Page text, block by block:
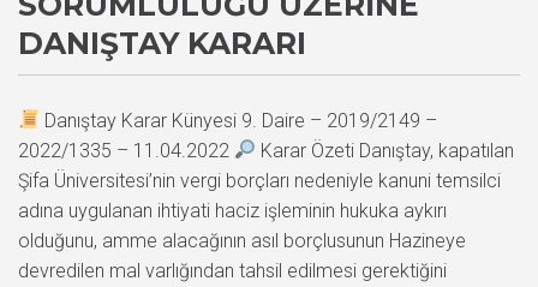
DANIŞTAY KARARI
Danıştay Karar Künyesi 9. Daire – 2019/2149 –
2022/1335 – 11.04.2022
Karar Özeti Danıştay, kapatılan
Şifa Üniversitesi’nin vergi borçları nedeniyle kanuni temsilci
adına uygulanan ihtiyati haciz işleminin hukuka aykırı
olduğunu, amme alacağının asıl borçlusunun Hazineye
devredilen mal varlığından tahsil edilmesi gerektiğini